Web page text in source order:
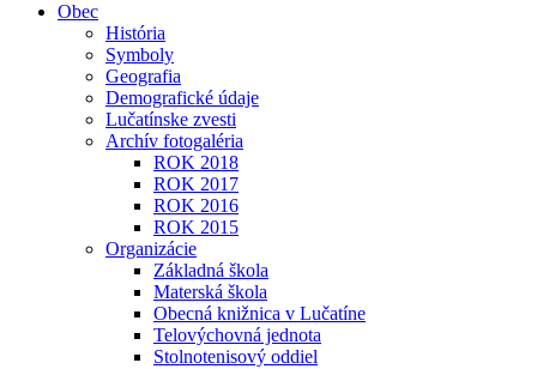
Obec
História
Symboly
Geografia
Demografické údaje
Lučatínske zvesti
Archív fotogaléria
ROK 2018
ROK 2017
ROK 2016
ROK 2015
Organizácie
Základná škola
Materská škola
Obecná knižnica v Lučatíne
Telovýchovná jednota
Stolnotenisový oddiel